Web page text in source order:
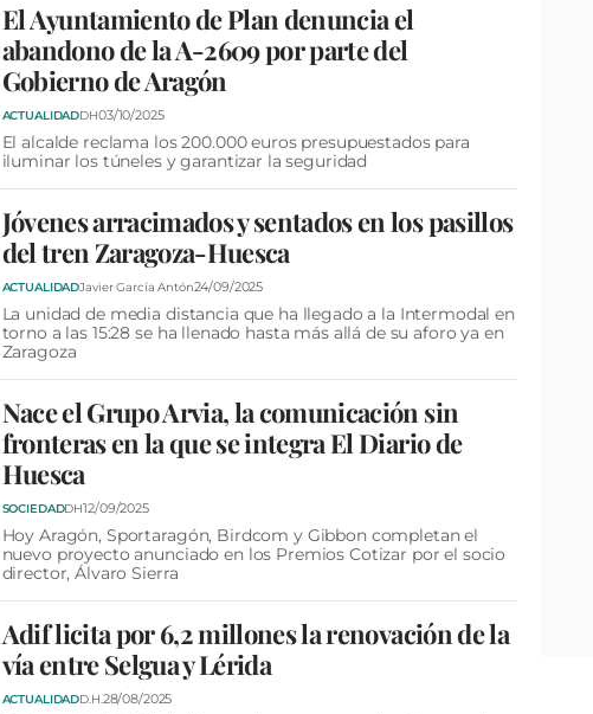
El Ayuntamiento de Plan denuncia el
abandono de la A-2609 por parte del
Gobierno de Aragón
ACTUALIDADDH03/10/2025
El alcalde reclama los 200.000 euros presupuestados para
iluminar los túneles y garantizar la seguridad
Jóvenes arracimados y sentados en los pasillos
del tren Zaragoza-Huesca
ACTUALIDADJavier García Antón24/09/2025
La unidad de media distancia que ha llegado a la Intermodal en
torno a las 15:28 se ha llenado hasta más allá de su aforo ya en
Zaragoza
Nace el Grupo Arvia, la comunicación sin
fronteras en la que se integra El Diario de
Huesca
SOCIEDADDH12/09/2025
Hoy Aragón, Sportaragón, Birdcom y Gibbon completan el
nuevo proyecto anunciado en los Premios Cotizar por el socio
director, Álvaro Sierra
Adif licita por 6,2 millones la renovación de la
vía entre Selgua y Lérida
ACTUALIDADD.H. 28/08/2025